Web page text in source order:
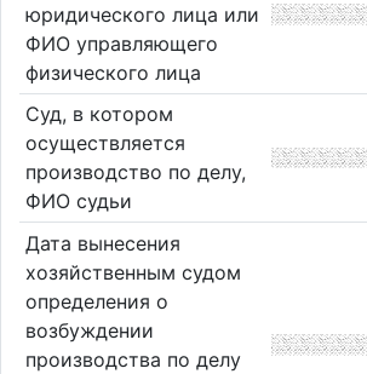
юридического лица или
ФИО управляющего
физического лица
Суд, в котором
осуществляется
производство по делу,
ФИО судьи
Дата вынесения
хозяйственным судом
определения о
возбуждении
производства по делу